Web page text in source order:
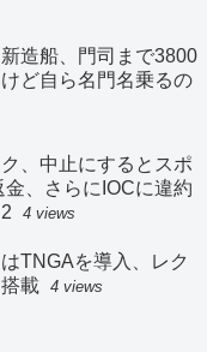
造船、門司まで3800
ど自ら名門名乗るの
、中止にするとスポ
、さらにIOCに違約
4 views
TNGAを導入、レク
載
4 views